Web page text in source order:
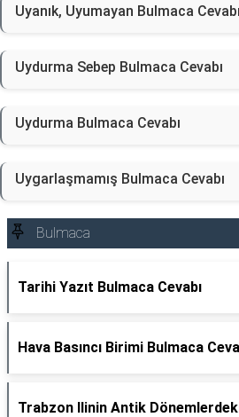
Uyanık, Uyumayan Bulmaca Cevabı
Uydurma Sebep Bulmaca Cevabı
Uydurma Bulmaca Cevabı
Uygarlaşmamış Bulmaca Cevabı
Bulmaca
Tarihi Yazıt Bulmaca Cevabı
Hava Basıncı Birimi Bulmaca
Trabzon Ilinin Antik Dönemlerdeki